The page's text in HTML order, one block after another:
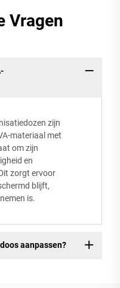
Vragen
zijn
materiaal met
om zijn
en
zorgt ervoor
blijft,
is.
aanpassen?